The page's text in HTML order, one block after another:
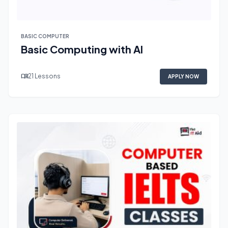
BASIC COMPUTER
Basic Computing with AI
menu_book21 Lessons APPLY NOW